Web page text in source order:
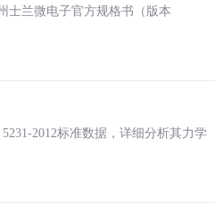
士兰微电子官方规格书（版本
2012标准数据，详细分析其力学